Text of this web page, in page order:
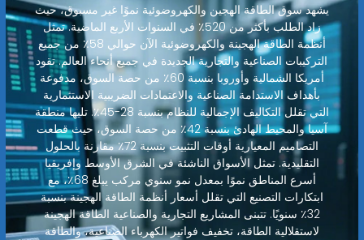
يشهد سوق الطاقة الهجين والكهروضوئية نموًا غير مسبوق، حيث
زاد الطلب بأكثر من 520٪ في السنوات الأربع الماضية. تمثل
أنظمة الطاقة الهجينة والكهروضوئية الآن حوالي 58٪ من جميع
التركيبات الصناعية والتجارية الجديدة في جميع أنحاء العالم. تقود
أمريكا الشمالية وأوروبا بنسبة 60٪ من حصة السوق، مدفوعة
بأهداف الاستدامة الصناعية والاعتمادات الضريبية الاستثمارية
التي تقلل التكاليف الإجمالية للنظام بنسبة 28-45٪. تليها منطقة
آسيا والمحيط الهادئ بنسبة 42٪ من حصة السوق، حيث قطعت
التصاميم المعيارية أوقات التثبيت بنسبة 72٪ مقارنة بالحلول
التقليدية. تمثل الأسواق الناشئة في الشرق الأوسط وإفريقيا
أسرع المناطق نموًا بمعدل نمو سنوي مركب يبلغ 68٪، مع
ابتكارات التصنيع التي تقلل أسعار أنظمة الطاقة الهجينة بنسبة
32٪ سنويًا. تتبنى المشاريع التجارية والصناعية الطاقة الهجينة
لاستقلالية الطاقة، تخفيف فواتير الكهرباء الصناعية، والطاقة